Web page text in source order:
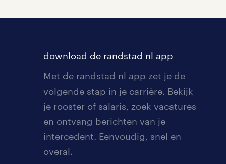
download de randstad nl app
Met de randstad nl app zet je de
volgende stap in je carrière. Bekijk
je rooster of salaris, zoek vacatures
en ontvang berichten van je
intercedent. Eenvoudig, snel en
overal.